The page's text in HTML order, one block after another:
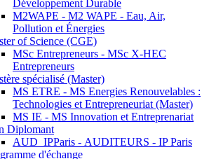
Développement Durable
M2WAPE - M2 WAPE - Eau, Air,
Pollution et Énergies
of Science (CGE)
MSc Entrepreneurs - MSc X-HEC
Entrepreneurs
spécialisé (Master)
MS ETRE - MS Energies Renouvelables :
Technologies et Entrepreneuriat (Master)
MS IE - MS Innovation et Entreprenariat
Diplomant
AUD_IPParis - AUDITEURS - IP Paris
d'échange